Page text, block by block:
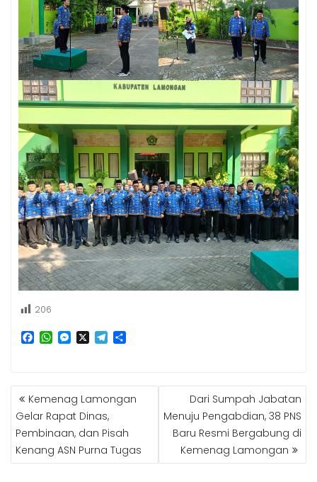
206
b
o
o
W
s
A
p
p
M
e
n
g
r
X T
g
r
m
e
NAVIGASI
POSKemenag Lamongan
Gelar Rapat Dinas,
Pembinaan, dan Pisah
Kenang ASN Purna Tugas
Dari Sumpah Jabatan
Menuju Pengabdian, 38 PNS
Baru Resmi Bergabung di
Kemenag Lamongan